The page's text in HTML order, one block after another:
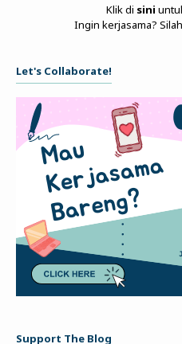
Klik di sini
Ingin kerjasama?
Let's Collaborate!
Support The Blog